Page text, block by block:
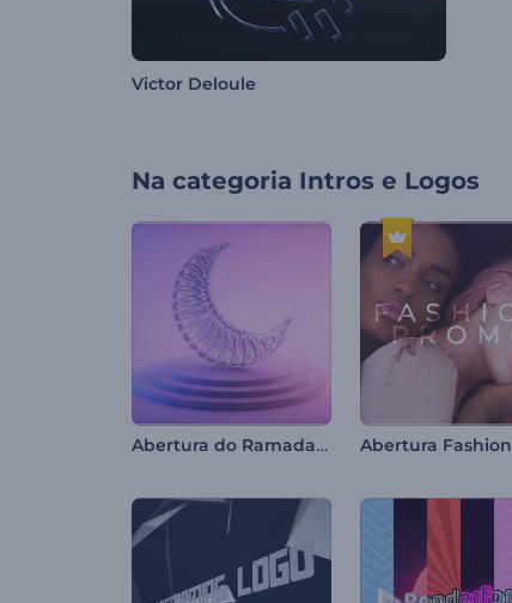
Victor Deloule
Na categoria Intros e Logos
Abertura do Ramadan com Cristal Abertura Fashion